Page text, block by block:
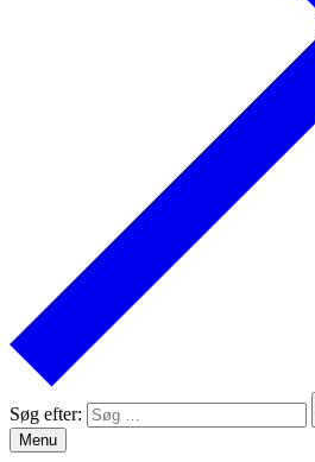
Søg efter:
Menu